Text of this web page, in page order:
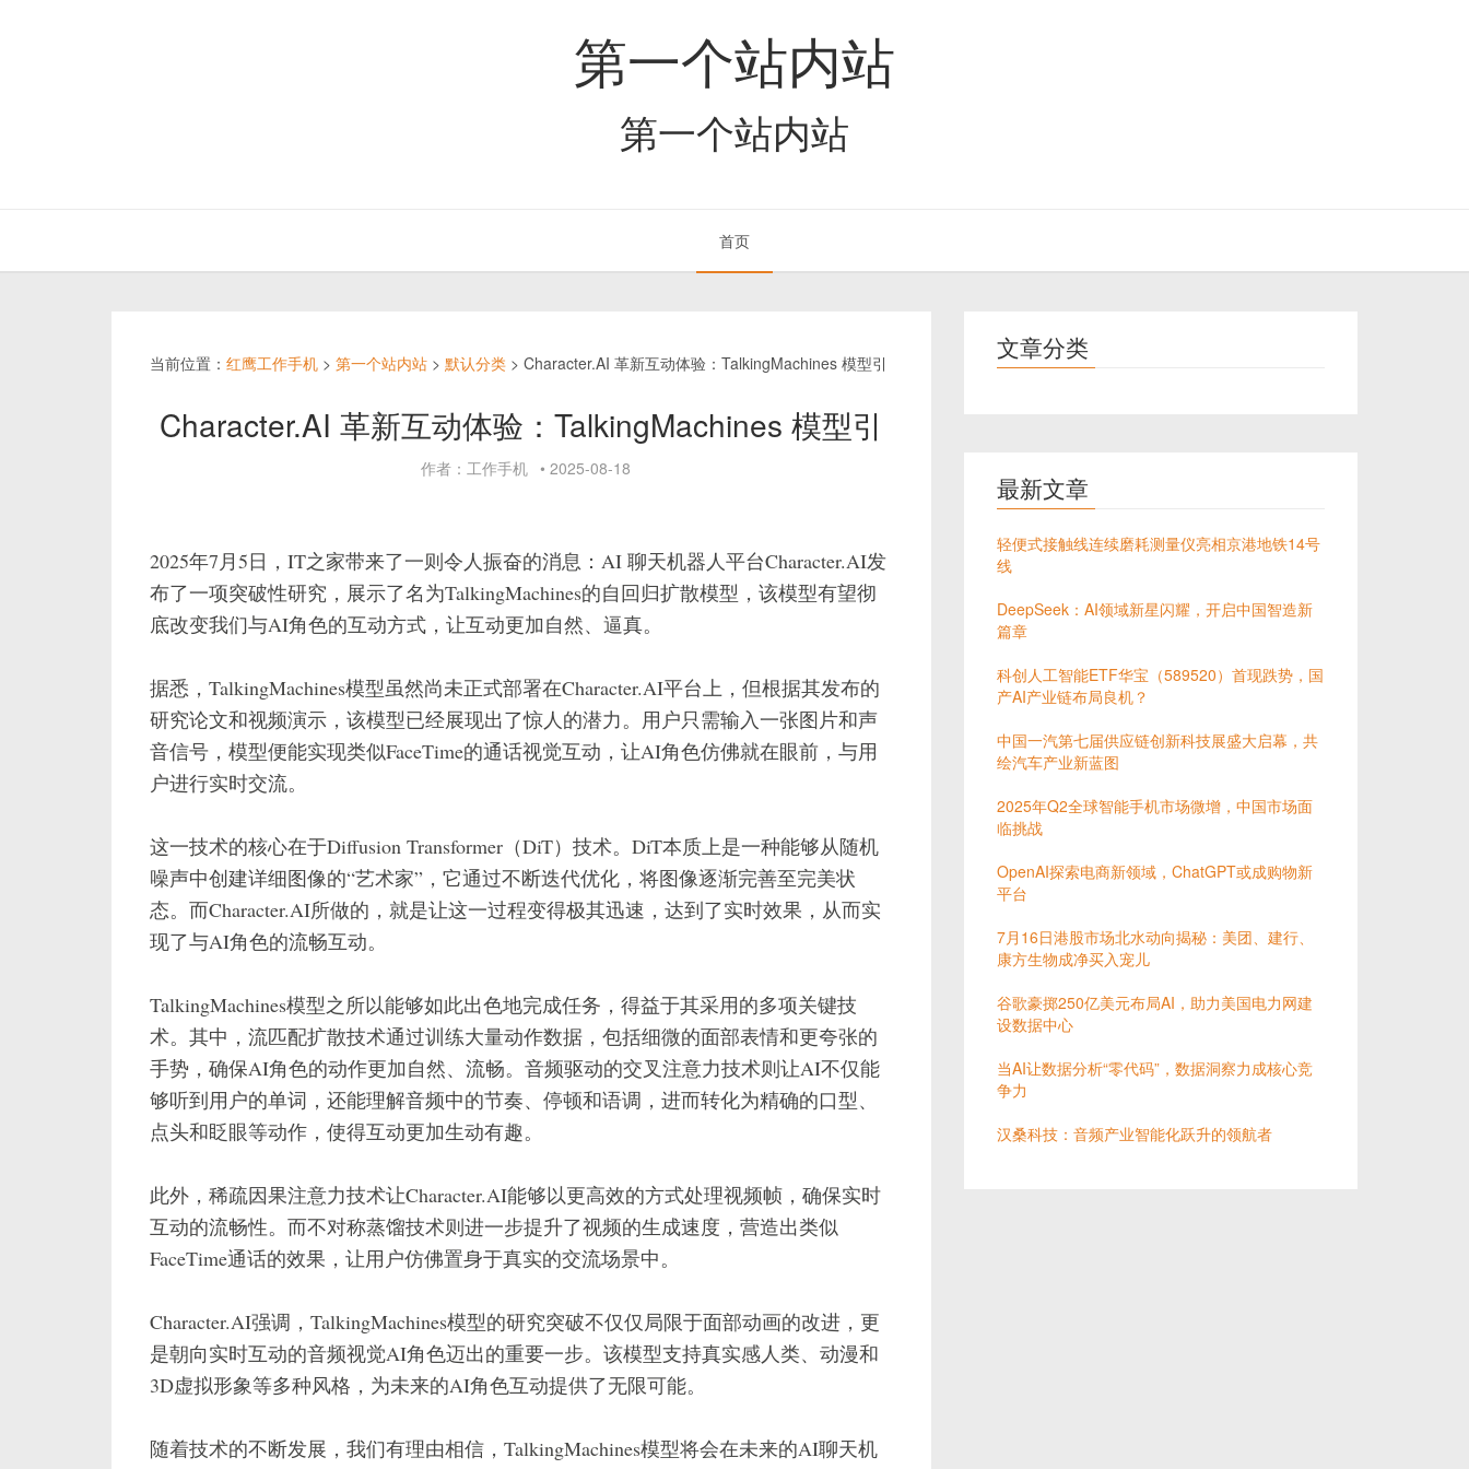
第一个站内站
第一个站内站
首页
当前位置： 红鹰工作手机 > 第一个站内站 > 默认分类 > Character.AI 革新互动体验：TalkingMachines 模型引
Character.AI 革新互动体验：TalkingMachines 模型引
作者：工作手机 • 2025-08-18
2025年7月5日，IT之家带来了一则令人振奋的消息：AI 聊天机器人平台Character.AI发
布了一项突破性研究，展示了名为TalkingMachines的自回归扩散模型，该模型有望彻
底改变我们与AI角色的互动方式，让互动更加自然、逼真。
据悉，TalkingMachines模型虽然尚未正式部署在Character.AI平台上，但根据其发布的
研究论文和视频演示，该模型已经展现出了惊人的潜力。用户只需输入一张图片和声
音信号，模型便能实现类似FaceTime的通话视觉互动，让AI角色仿佛就在眼前，与用
户进行实时交流。
这一技术的核心在于Diffusion Transformer（DiT）技术。DiT本质上是一种能够从随机
噪声中创建详细图像的“艺术家”，它通过不断迭代优化，将图像逐渐完善至完美状
态。而Character.AI所做的，就是让这一过程变得极其迅速，达到了实时效果，从而实
现了与AI角色的流畅互动。
TalkingMachines模型之所以能够如此出色地完成任务，得益于其采用的多项关键技
术。其中，流匹配扩散技术通过训练大量动作数据，包括细微的面部表情和更夸张的
手势，确保AI角色的动作更加自然、流畅。音频驱动的交叉注意力技术则让AI不仅能
够听到用户的单词，还能理解音频中的节奏、停顿和语调，进而转化为精确的口型、
点头和眨眼等动作，使得互动更加生动有趣。
此外，稀疏因果注意力技术让Character.AI能够以更高效的方式处理视频帧，确保实时
互动的流畅性。而不对称蒸馏技术则进一步提升了视频的生成速度，营造出类似
FaceTime通话的效果，让用户仿佛置身于真实的交流场景中。
Character.AI强调，TalkingMachines模型的研究突破不仅仅局限于面部动画的改进，更
是朝向实时互动的音频视觉AI角色迈出的重要一步。该模型支持真实感人类、动漫和
3D虚拟形象等多种风格，为未来的AI角色互动提供了无限可能。
随着技术的不断发展，我们有理由相信，TalkingMachines模型将会在未来的AI聊天机
文章分类
最新文章
轻便式接触线连续磨耗测量仪亮相京港地铁14号
线
DeepSeek：AI领域新星闪耀，开启中国智造新
篇章
科创人工智能ETF华宝（589520）首现跌势，国
产AI产业链布局良机？
中国一汽第七届供应链创新科技展盛大启幕，共
绘汽车产业新蓝图
2025年Q2全球智能手机市场微增，中国市场面
临挑战
OpenAI探索电商新领域，ChatGPT或成购物新
平台
7月16日港股市场北水动向揭秘：美团、建行、
康方生物成净买入宠儿
谷歌豪掷250亿美元布局AI，助力美国电力网建
设数据中心
当AI让数据分析“零代码”，数据洞察力成核心竞
争力
汉桑科技：音频产业智能化跃升的领航者